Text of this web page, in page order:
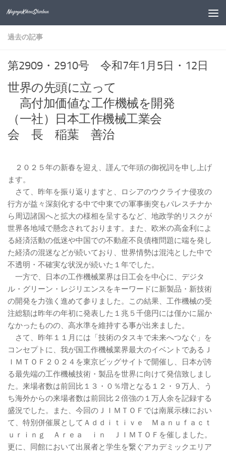
コンテンツへスキップ
過去の記事
第2909・2910号 令和7年1月5日・12日
世界の先頭に立って
高付加価値な工作機械を開発
（一社）日本工作機械工業会
会 長 稲葉 善治
２０２５年の新春を迎え、謹んで年頭の御祝詞を申し上げ
ます。
さて、昨年を振り返りますと、ロシアのウクライナ侵攻の
行方が益々深刻化する中で中東での軍事衝突もパレスチナか
ら周辺諸国へと拡大の様相を呈するなど、地政学的リスクが
世界各地域で懸念されております。また、欧米の高金利によ
る経済活動の低迷や中国での不動産不良債権問題に端を発し
た経済の混迷などが続いており、世界情勢は混沌とした中で
不透明・不確実な状況が続いた１年でした。
一方で、日本の工作機械業界は日工会を中心に、デジタ
ル・グリーン・レジリエンスをキーワードに新製品・新技術
の開発を力強く進めて参りました。この結果、工作機械の受
注総額は昨年の年初に発表した１兆５千億円には僅かに届か
なかったものの、高水準を維持する事が出来ました。
さて、昨年１１月には「技術のタスキで未来へつなぐ」を
コンセプトに、我が国工作機械業界最大のイベントであるＪ
ＩＭＴＯＦ２０２４を東京ビッグサイトで開催し、日本が誇
る最先端の工作機械技術・製品を世界に向けて発信致しまし
た。来場者数は前回比１３・０％増となる１２・９万人、う
ち海外からの来場者数は前回比２倍強の１万人余を記録する
盛況でした。また、今回のＪＩＭＴＯＦでは南展示棟におい
て、特別併催展としてＡｄｄｉｔｉｖｅ Ｍａｎｕｆａｃｔ
ｕｒｉｎｇ Ａｒｅａ ｉｎ ＪＩＭＴＯＦを催しました。
更に、同館において出展者と学生を繋ぐアカデミックエリア